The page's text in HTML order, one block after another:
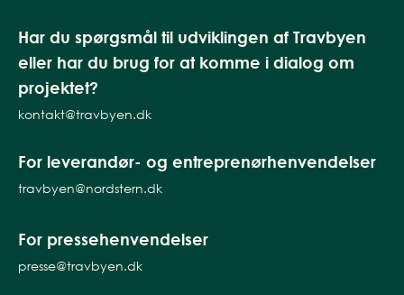
Har du spørgsmål til udviklingen af Travbyen
eller har du brug for at komme i dialog om
projektet?
kontakt@travbyen.dk
For leverandør- og entreprenørhenvendelser
travbyen@nordstern.dk
For pressehenvendelser
presse@travbyen.dk